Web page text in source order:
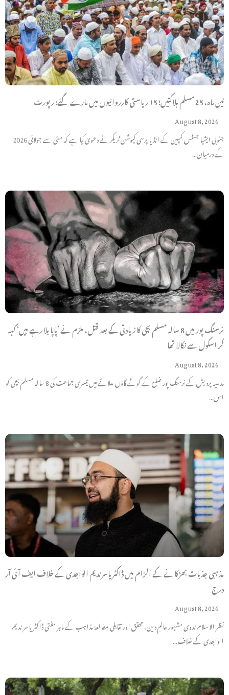
تین ماہ، 25 مسلم ہلاکتیں؛ 15 ریاستی کارروائیوں میں مارے گئے: رپورٹ
August 8, 2026
جنوبی ایشیا جسٹس کمپین کے انڈیا پرسی کیوشن ٹریکر نے دعویٰ کیا ہے کہ مئی سے جولائی 2026
کے درمیان…
نرسنگ پور میں 8 سالہ مسلم بچی کا زیادتی کے بعد قتل، ملزم نے ’پاپا بلا رہے ہیں‘ کہہ
کر اسکول سے نکالا تھا
August 8, 2026
مدھیہ پردیش کے نرسنگ پور ضلع کے گوٹے گاؤں علاقے میں تیسری جماعت کی 8 سالہ مسلم بچی کو
اس…
مذہبی جذبات بھڑکانے کے الزام میں ڈاکٹر یاسر ندیم الواجدی کے خلاف ایف آئی آر
درج
August 8, 2026
نظر الاسلام ندوی مشہور عالمِ دین، محقق اور تقابلی مطالعۂ مذاہب کے ماہر مفتی ڈاکٹر یاسر ندیم
الواجدی کے خلاف…